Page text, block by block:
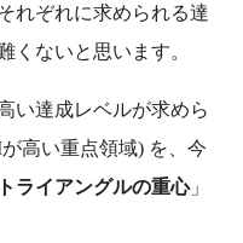
れぞれに求められる達
くないと思います。
い達成レベルが求めら
高い重点領域) を、今
ライアングルの重心」